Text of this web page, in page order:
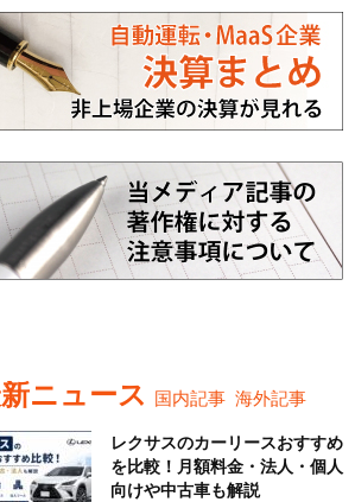
ニュース 国内記事 海外記事
レクサスのカーリースおすすめ
を比較！月額料金・法人・個人
向けや中古車も解説